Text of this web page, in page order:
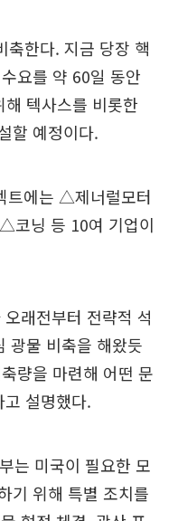
축한다. 지금 당장 핵
요를 약 60일 동안
텍사스를 비롯한
할 예정이다.
트에는 △제너럴모터
닝 등 10여 기업이
래전부터 전략적 석
광물 비축을 해왔듯
량을 마련해 어떤 문
설명했다.
는 미국이 필요한 모
기 위해 특별 조치를